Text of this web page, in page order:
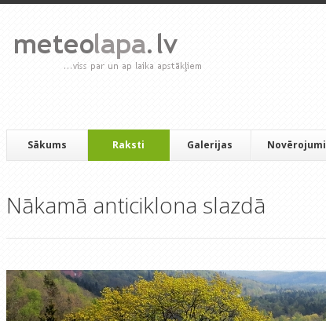
Sākums Raksti Galerijas Novērojumi
Nākamā anticiklona slazdā